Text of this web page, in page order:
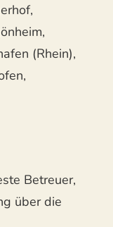
(Rhein),
Betreuer,
über die